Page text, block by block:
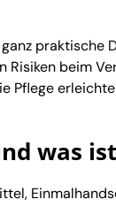
praktische
Risiken beim
Pflege
was